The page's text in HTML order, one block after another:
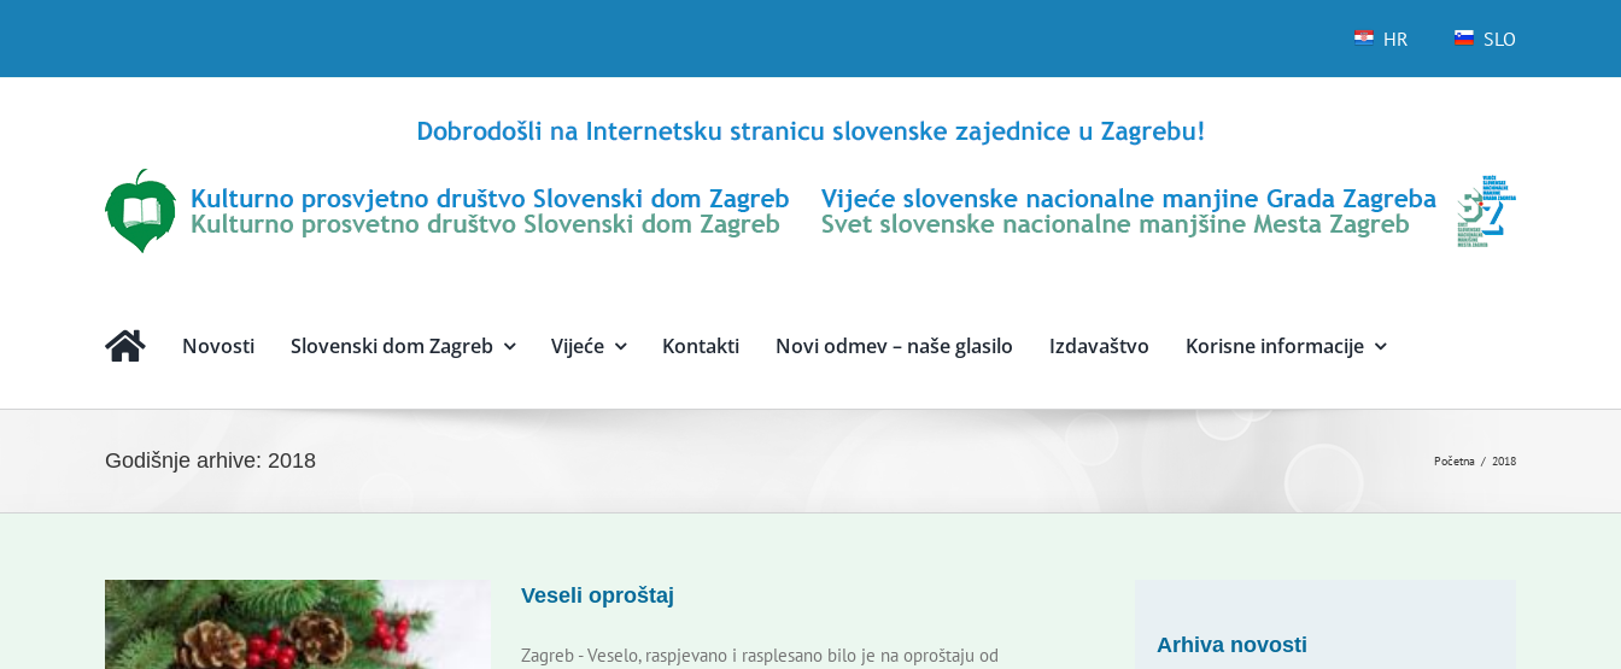
HR SLO
Novosti Slovenski dom Zagreb Vijeće Kontakti Novi odmev – naše glasilo Izdavaštvo Korisne informacije
Godišnje arhive: 2018 Početna 2018
Veseli oproštaj
Zagreb - Veselo, raspjevano i rasplesano bilo je na oproštaju od
Arhiva novosti